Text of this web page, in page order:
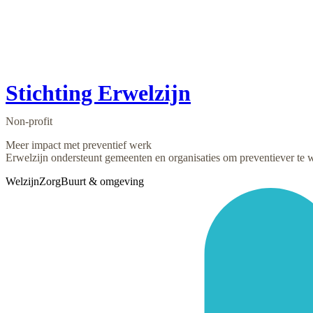
Stichting Erwelzijn
Non-profit
Meer impact met preventief werk
Erwelzijn ondersteunt gemeenten en organisaties om preventiever te
WelzijnZorgBuurt & omgeving